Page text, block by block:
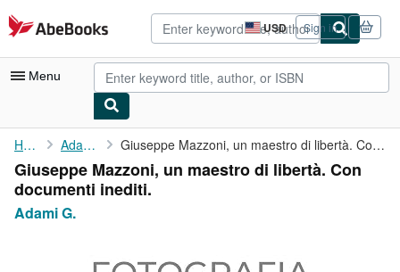
Skip to main content
AbeBooks.com USD
Site
shopping
preferences
Sign in
Menu
My Account
My Purchases
Advanced Search
Home Adami G. Giuseppe Mazzoni, un maestro di libertà. Con documenti inediti.
Giuseppe Mazzoni, un maestro di libertà. Con
documenti inediti.
Adami G.